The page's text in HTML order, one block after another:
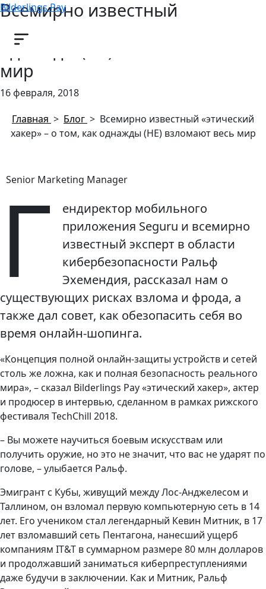
Bilderlings Pay
Всемирно известный
«этический хакер» – о том, как
однажды (НЕ) взломают весь
мир
16 февраля, 2018
Главная > Блог > Всемирно известный «этический
хакер» – о том, как однажды (НЕ) взломают весь мир
Senior Marketing Manager
Г
ендиректор мобильного
приложения Seguru и всемирно
известный эксперт в области
кибербезопасности Ральф
Эхемендия, рассказал нам о
существующих рисках взлома и фрода, а
также дал совет, как обезопасить себя во
время онлайн-шопинга.
«Концепция полной онлайн-защиты устройств и сетей
столь же ложна, как и полная безопасность реального
мира», – сказал Bilderlings Pay «этический хакер», актер
и продюсер в интервью, сделанном в рамках рижского
фестиваля TechChill 2018.
– Вы можете научиться боевым искусствам или
получить оружие, но это не значит, что вас не ударят по
голове, – улыбается Ральф.
Эмигрант с Кубы, живущий между Лос-Анджелесом и
Таллином, он взломал первую компьютерную сеть в 14
лет. Его учеником стал легендарный Кевин Митник, в 17
лет взломавший сеть Пентагона, нанесший ущерб
компаниям IT&T в суммарном размере 80 млн долларов
и продолжавший заниматься киберпреступлениями
даже будучи в заключении. Как и Митник, Ральф